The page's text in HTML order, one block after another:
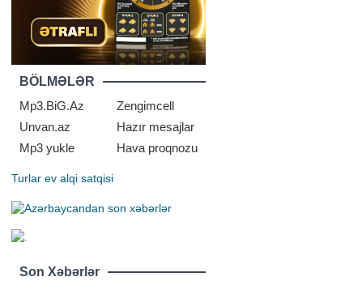
BÖLMƏLƏR
Mp3.BiG.Az
Zengimcell
Unvan.az
Hazır mesajlar
Mp3 yukle
Hava proqnozu
Turlar ev alqi satqisi
Son Xəbərlər